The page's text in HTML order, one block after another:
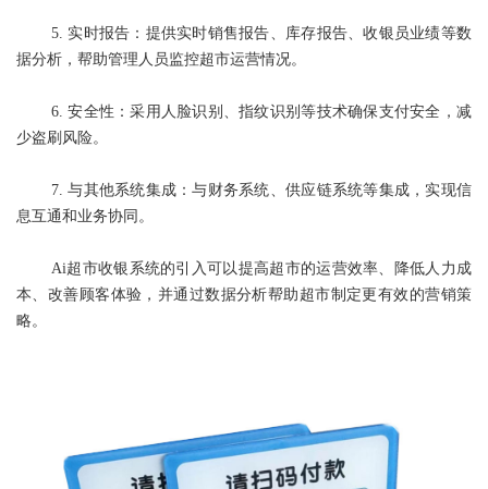
5. 实时报告：提供实时销售报告、库存报告、收银员业绩等数
据分析，帮助管理人员监控超市运营情况。
6. 安全性：采用人脸识别、指纹识别等技术确保支付安全，减
少盗刷风险。
7. 与其他系统集成：与财务系统、供应链系统等集成，实现信
息互通和业务协同。
Ai超市收银系统的引入可以提高超市的运营效率、降低人力成
本、改善顾客体验，并通过数据分析帮助超市制定更有效的营销策
略。